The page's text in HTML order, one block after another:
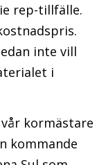
rep-tillfälle.
inte vill
i
kormästare
kommande